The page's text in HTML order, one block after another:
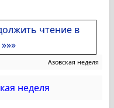
чтение в
Азовская неделя
неделя